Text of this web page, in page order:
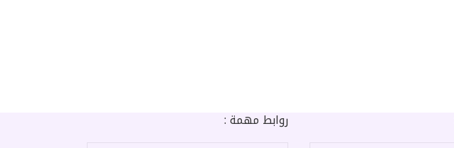
روابط مهمة :